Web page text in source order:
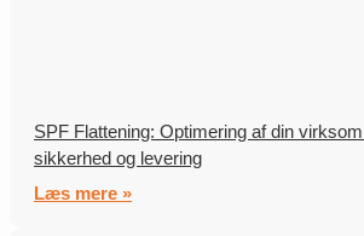
SPF Flattening: Optimering af din
sikkerhed og levering
Læs mere »